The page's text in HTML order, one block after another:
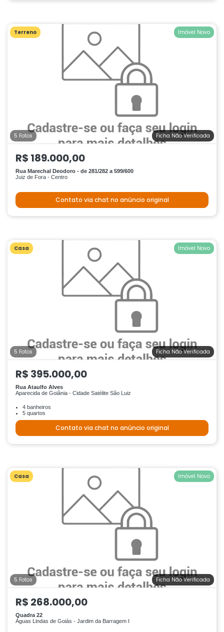
Terreno
5 Fotos Ficha Não Verificada
Imóvel Novo
R$ 189.000,00
Rua Marechal Deodoro - de 281/282 a 599/600
Juiz de Fora - Centro
Contato via chat no anúncio original
Casa
5 Fotos Ficha Não Verificada
Imóvel Novo
R$ 395.000,00
Rua Ataulfo Alves
Aparecida de Goiânia - Cidade Satélite São Luiz
4 banheiros
5 quartos
Contato via chat no anúncio original
Casa
5 Fotos Ficha Não Verificada
Imóvel Novo
R$ 268.000,00
Quadra 22
Águas Lindas de Goiás - Jardim da Barragem I